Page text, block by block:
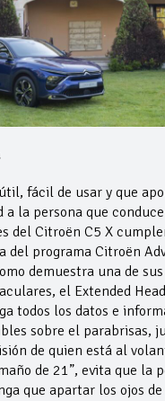
fácil de usar y que
la persona que
del Citroën C5 X
del programa Citroën
demuestra una de
el Extended
todos los datos e
sobre el parabrisas,
de quien está al
de 21”, evita que la
que apartar los ojos